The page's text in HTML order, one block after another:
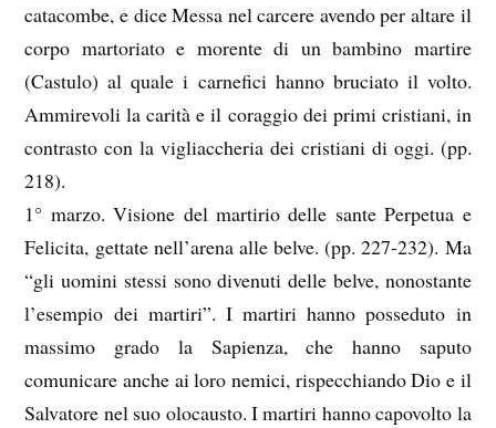
catacombe, e dice Messa nel carcere avendo per altare il
corpo martoriato e morente di un bambino martire
(Castulo) al quale i carnefici hanno bruciato il volto.
Ammirevoli la carità e il coraggio dei primi cristiani, in
contrasto con la vigliaccheria dei cristiani di oggi. (pp.
218).
1° marzo. Visione del martirio delle sante Perpetua e
Felicita, gettate nell’arena alle belve. (pp. 227-232). Ma
“gli uomini stessi sono divenuti delle belve, nonostante
l’esempio dei martiri”. I martiri hanno posseduto in
massimo grado la Sapienza, che hanno saputo
comunicare anche ai loro nemici, rispecchiando Dio e il
Salvatore nel suo olocausto. I martiri hanno capovolto la